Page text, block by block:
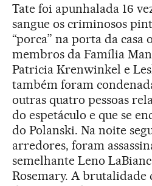
Tate foi apunhalada 16
sangue os criminosos
“porca” na porta da casa
membros da Família
Patricia Krenwinkel e
também foram
outras quatro pessoas
do espetáculo e que se
do Polanski. Na noite
arredores, foram
semelhante Leno
Rosemary. A brutalidade